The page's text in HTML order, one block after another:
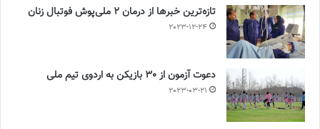
تازه‌ترین خبرها از درمان ۲ ملی‌پوش فوتبال زنان
2023-12-24
دعوت آزمون از 30 بازیکن به اردوی تیم ملی
2023-03-21